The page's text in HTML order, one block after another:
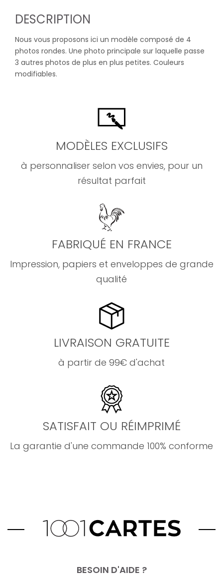
DESCRIPTION
Nous vous proposons ici un modèle composé de 4
photos rondes. Une photo principale sur laquelle passe
3 autres photos de plus en plus petites. Couleurs
modifiables.
MODÈLES EXCLUSIFS
à personnaliser selon vos envies, pour un
résultat parfait
FABRIQUÉ EN FRANCE
Impression, papiers et enveloppes de grande
qualité
LIVRAISON GRATUITE
à partir de 99€ d'achat
SATISFAIT OU RÉIMPRIMÉ
La garantie d'une commande 100% conforme
BESOIN D'AIDE ?